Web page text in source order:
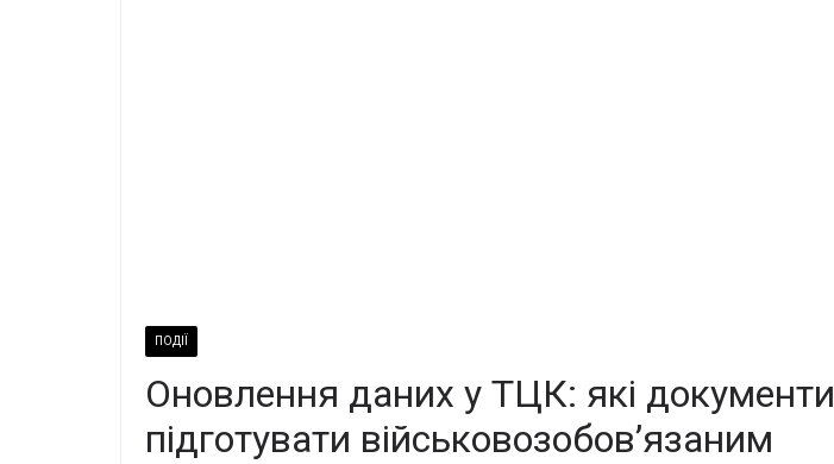
ПОДІЇ
Оновлення даних у ТЦК: які документи
підготувати військовозобов’язаним